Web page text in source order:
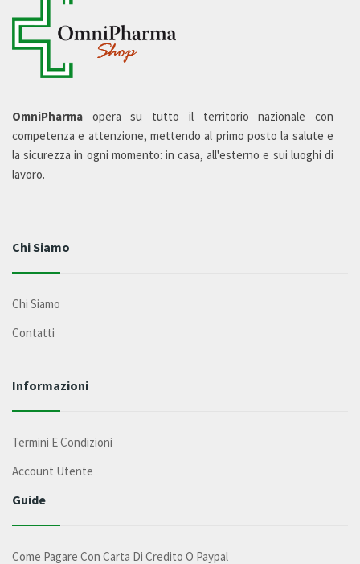
OmniPharma opera su tutto il territorio nazionale con
competenza e attenzione, mettendo al primo posto la salute e
la sicurezza in ogni momento: in casa, all'esterno e sui luoghi di
lavoro.
Chi Siamo
Chi Siamo
Contatti
Informazioni
Termini E Condizioni
Account Utente
Guide
Come Pagare Con Carta Di Credito O Paypal